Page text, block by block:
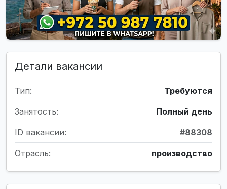
Детали вакансии
Тип: Требуются
Занятость: Полный день
ID вакансии: #88308
Отрасль: производство